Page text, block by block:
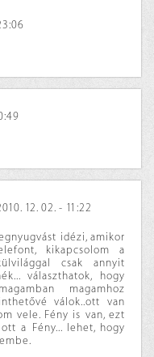
12. 02. - 11:22
idézi, amikor
kikapcsolom a
csak annyit
választhatok, hogy
magamhoz
válok..ott van
vele. Fény is van, ezt
a Fény... lehet, hogy